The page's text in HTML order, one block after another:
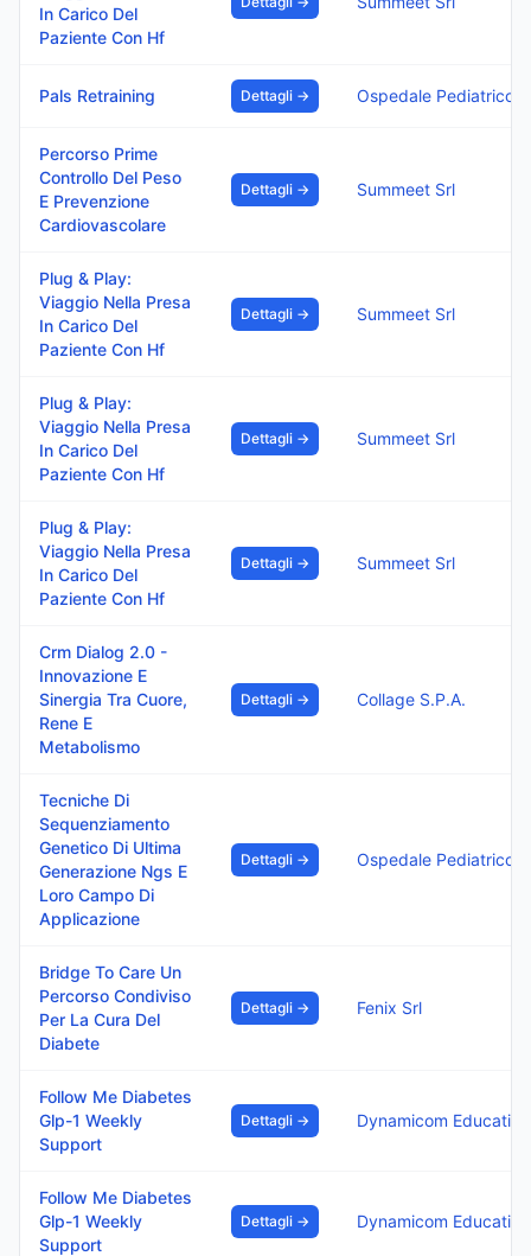
In Carico Del
Paziente Con Hf
Pals Retraining Dettagli →
Percorso Prime
Controllo Del Peso
E Prevenzione
Cardiovascolare
Dettagli → Summeet Srl
Plug & Play:
Viaggio Nella Presa
In Carico Del
Paziente Con Hf
Dettagli → Summeet Srl
Plug & Play:
Viaggio Nella Presa
In Carico Del
Paziente Con Hf
Dettagli → Summeet Srl
Plug & Play:
Viaggio Nella Presa
In Carico Del
Paziente Con Hf
Dettagli → Summeet Srl
Crm Dialog 2.0 -
Innovazione E
Sinergia Tra Cuore,
Rene E
Metabolismo
Dettagli → Collage S.P.A.
Tecniche Di
Sequenziamento
Genetico Di Ultima
Generazione Ngs E
Loro Campo Di
Applicazione
Dettagli →
Bridge To Care Un
Percorso Condiviso
Per La Cura Del
Diabete
Dettagli → Fenix Srl
Follow Me Diabetes
Glp-1 Weekly
Support
Dettagli → Dynamicom
Follow Me Diabetes
Glp-1 Weekly
Support
Dettagli → Dynamicom